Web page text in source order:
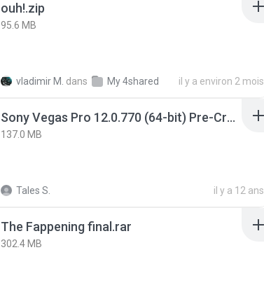
ouh!.zip
95.6 MB
vladimir M. dans My 4shared il y a environ 2 mois
Sony Vegas Pro 12.0.770 (64-bit) Pre-Cracked.zip
137.0 MB
Tales S. il y a 12 ans
The Fappening final.rar
302.4 MB